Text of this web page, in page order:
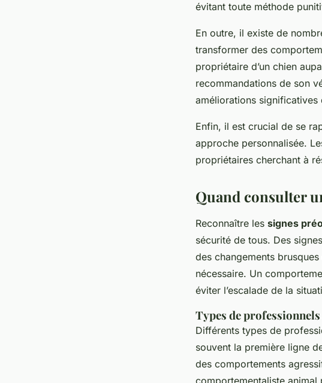
évitant toute méthode
En outre, il existe de
transformer des
propriétaire d’un chien
recommandations de son
améliorations significatives
Enfin, il est crucial de se
approche personnalisée.
propriétaires cherchant à
Quand consulter
Reconnaître les signes
sécurité de tous. Des
des changements
nécessaire. Un
éviter l’escalade de la
Types de
Différents types de
souvent la première ligne
des comportements